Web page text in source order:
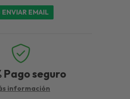
ENVIAR EMAIL
Pago seguro
información